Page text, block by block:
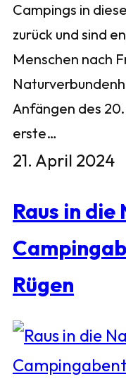
Campings in
zurück und sind
Menschen nach
Anfängen des
erste…
21. April 2024
Raus in die
Rügen